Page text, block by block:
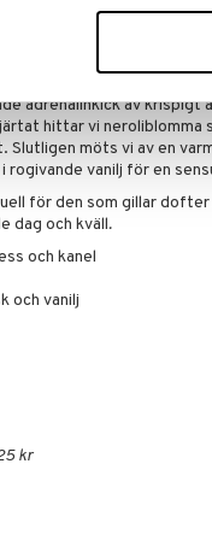
av en inbjudande
en sensuell bas.
adrenalinkick av krispigt
hittar vi neroliblomma
möts vi av en
vanilj för en
för den som gillar
dag och kväll.
och kanel
och vanilj
kr